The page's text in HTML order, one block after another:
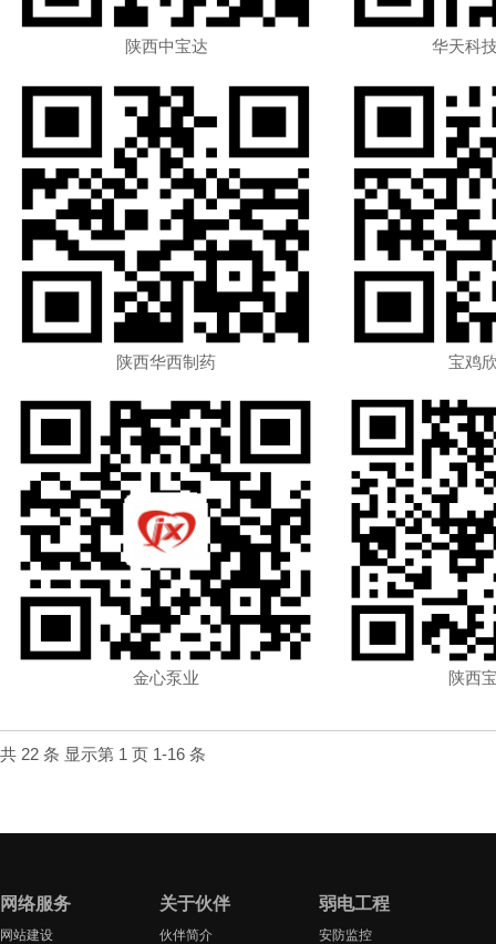
陕西中宝达 华天科
陕西华西制药 宝鸡
金心泵业 陕西
共 22 条 显示第 1 页 1-16 条
网络服务
网站建设
关于伙伴
伙伴简介
弱电工程
安防监控